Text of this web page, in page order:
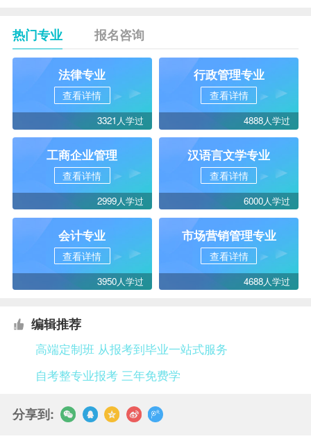
热门专业 报名咨询
法律专业
查看详情
3321人学过
行政管理专业
查看详情
4888人学过
工商企业管理
查看详情
2999人学过
汉语言文学专业
查看详情
6000人学过
会计专业
查看详情
3950人学过
市场营销管理专业
查看详情
4688人学过
编辑推荐
高端定制班 从报考到毕业一站式服务
自考整专业报考 三年免费学
分享到: